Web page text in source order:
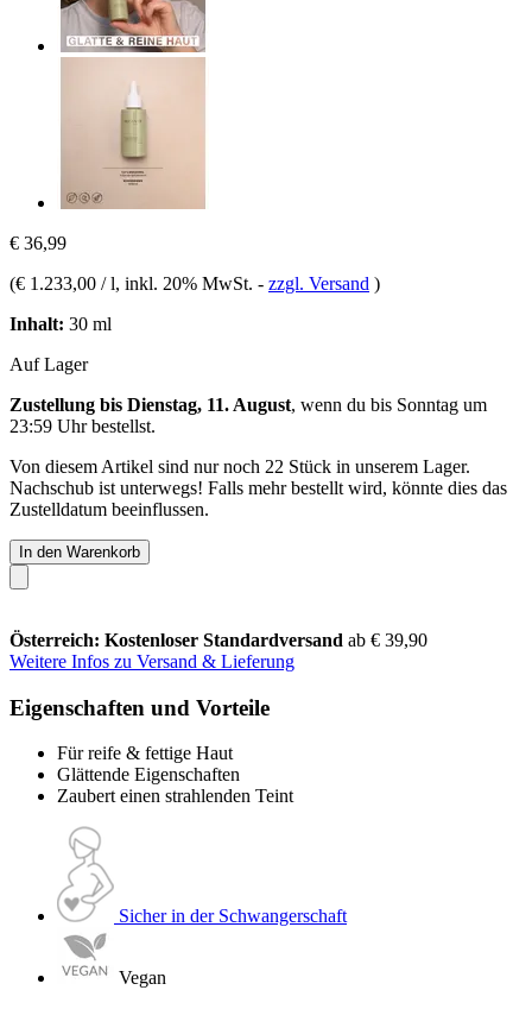
€ 36,99
(€ 1.233,00 / l, inkl. 20% MwSt. - zzgl. Versand )
Inhalt: 30 ml
Auf Lager
Zustellung bis Dienstag, 11. August, wenn du bis Sonntag um
23:59 Uhrbestellst.
Von diesem Artikel sind nur noch 22 Stück in unserem Lager.
Nachschub ist unterwegs! Falls mehr bestellt wird, könnte dies das
Zustelldatum beeinflussen.
In den Warenkorb
Österreich: Kostenloser Standardversand ab € 39,90
Weitere Infos zu Versand & Lieferung
Eigenschaften und Vorteile
Für reife & fettige Haut
Glättende Eigenschaften
Zaubert einen strahlenden Teint
Sicher in der Schwangerschaft
Vegan